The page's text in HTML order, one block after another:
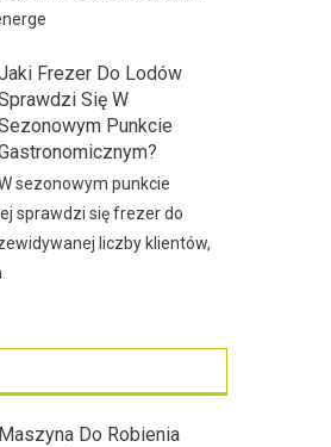
Frezer Do Lodów
Się W
Punkcie
sezonowym punkcie
sprawdzi się frezer do
liczby klientów,
Maszyna Do Robienia